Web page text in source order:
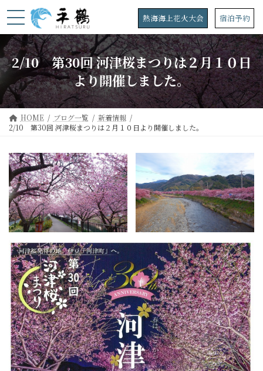
ン
ツ
へ
ス
キ
ッ
プ
ビ
シ
ョ
ン
に
移
動
熱海海上花火大会 宿泊予約
2/10 第30回 河津桜まつりは２月１０日
より開催しました。
HOME ブログ一覧
新着情報
2/10 第30回 河津桜まつりは２月１０日より開催しました。